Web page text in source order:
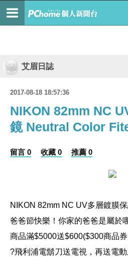
艾眉日誌
2017-08-18 18:57:36
NIKON 82mm NC
鏡 Neutral Color
留言 0 收藏 0 推薦 0
NIKON 82mm NC UV多層鍍膜
爸爸節快樂！你家的爸爸是屬於
商品滿$5000送$600($300商品
?飛利浦電鬍刀送電視，再送電